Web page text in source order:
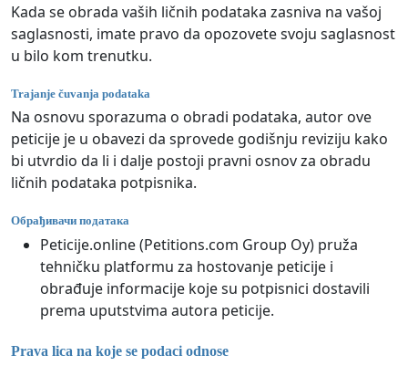
Kada se obrada vaših ličnih podataka zasniva na vašoj
saglasnosti, imate pravo da opozovete svoju saglasnost
u bilo kom trenutku.
Trajanje čuvanja podataka
Na osnovu sporazuma o obradi podataka, autor ove
peticije je u obavezi da sprovede godišnju reviziju kako
bi utvrdio da li i dalje postoji pravni osnov za obradu
ličnih podataka potpisnika.
Обрађивачи података
Peticije.online (Petitions.com Group Oy) pruža
tehničku platformu za hostovanje peticije i
obrađuje informacije koje su potpisnici dostavili
prema uputstvima autora peticije.
Prava lica na koje se podaci odnose